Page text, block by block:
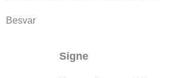
Besvar
Signe